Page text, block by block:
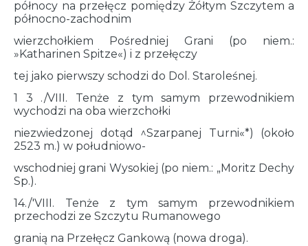
północy na przełęcz pomiędzy Żółtym Szczytem a
północno-zachodnim
wierzchołkiem Pośredniej Grani (po niem.:
»Katharinen Spitze«) i z przełęczy
tej jako pierwszy schodzi do Dol. Staroleśnej.
1 3 ./VIII. Tenże z tym samym przewodnikiem
wychodzi na oba wierzchołki
niezwiedzonej dotąd ^Szarpanej Turni«*) (około
2523 m.) w południowo-
wschodniej grani Wysokiej (po niem.: „Moritz Dechy
Sp.).
14./'VIII. Tenże z tym samym przewodnikiem
przechodzi ze Szczytu Rumanowego
granią na Przełęcz Gankową (nowa droga).